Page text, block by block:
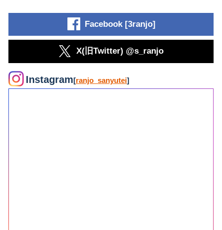
Facebook [3ranjo]
X(旧Twitter) @s_ranjo
Instagram[ranjo_sanyutei]